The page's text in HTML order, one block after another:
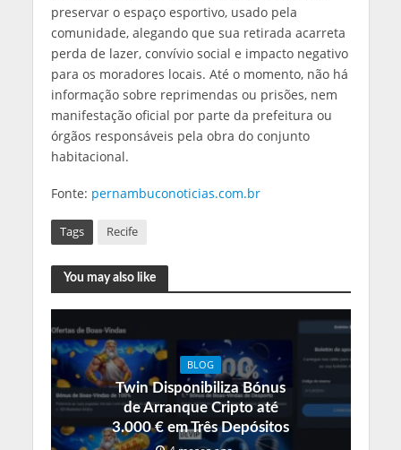
preservar o espaço esportivo, usado pela
comunidade, alegando que sua retirada acarreta
perda de lazer, convívio social e impacto negativo
para os moradores locais. Até o momento, não há
informação sobre reprimendas ou prisões, nem
manifestação oficial por parte da prefeitura ou
órgãos responsáveis pela obra do conjunto
habitacional.
Fonte: pernambuconoticias.com.br
Tags Recife
You may also like
BLOG
Twin Disponibiliza Bónus
de Arranque Cripto até
3.000 € em Três Depósitos